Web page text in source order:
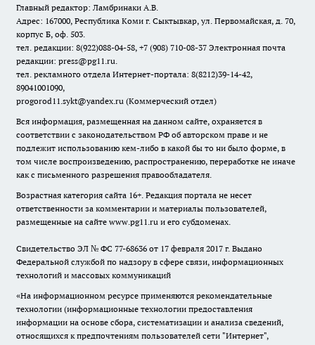
Главный редактор: Ламбринаки А.В.
Адрес: 167000, Республика Коми г. Сыктывкар, ул. Первомайская, д. 70,
корпус Б, оф. 503.
тел. редакции: 8(922)088-04-58, +7 (908) 710-08-37 Электронная почта
редакции: press@pg11.ru.
тел. рекламного отдела Интернет-портала: 8(8212)39-14-42,
89041001090,
progorod11.sykt@yandex.ru (Коммерческий отдел)
Вся информация, размещенная на данном сайте, охраняется в
соответствии с законодательством РФ об авторском праве и не
подлежит использованию кем-либо в какой бы то ни было форме, в
том числе воспроизведению, распространению, переработке не иначе
как с письменного разрешения правообладателя.
Возрастная категория сайта 16+. Редакция портала не несет
ответственности за комментарии и материалы пользователей,
размещенные на сайте www.pg11.ru и его субдоменах.
Свидетельство ЭЛ № ФС 77-68636 от 17 февраля 2017 г. Выдано
Федеральной службой по надзору в сфере связи, информационных
технологий и массовых коммуникаций
«На информационном ресурсе применяются рекомендательные
технологии (информационные технологии предоставления
информации на основе сбора, систематизации и анализа сведений,
относящихся к предпочтениям пользователей сети "Интернет",